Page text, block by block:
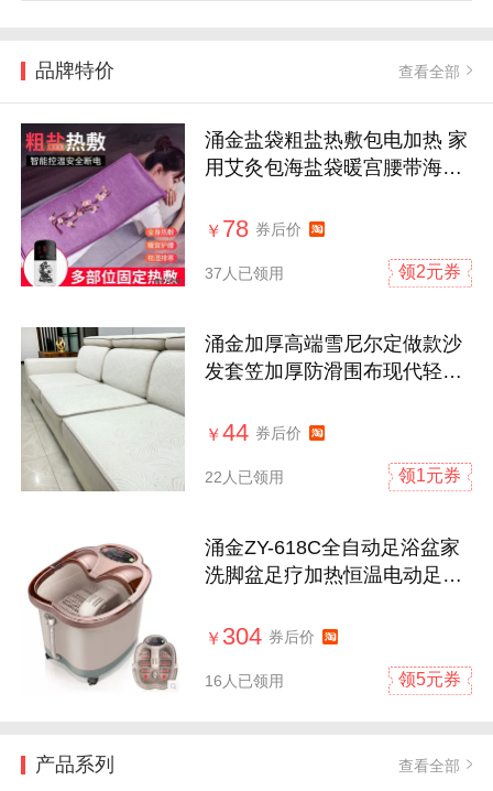
品牌特价 查看全部
涌金盐袋粗盐热敷包电加热 家
用艾灸包海盐袋暖宫腰带海盐
￥ 78 券后价
37人已领用 领2元券
涌金加厚高端雪尼尔定做款沙
发套笠加厚防滑围布现代轻奢
￥44 券后价
22人已领用 领1元券
涌金ZY-618C全自动足浴盆家
洗脚盆足疗加热恒温电动足浴
￥ 304 券后价
16人已领用 领5元券
产品系列 查看全部